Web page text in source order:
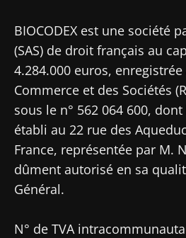
BIOCODEX est une société
(SAS) de droit français au
4.284.000 euros,
Commerce et des Sociétés
sous le n° 562 064 600,
établi au 22 rue des
France, représentée par M.
dûment autorisé en sa
Général.
N° de TVA